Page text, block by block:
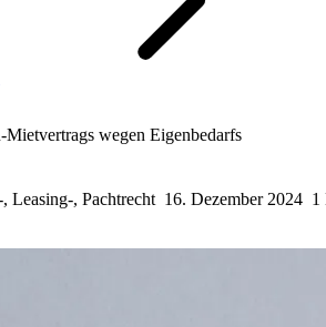
wegen Eigenbedarfs
Leasing-, Pachtrecht 16. Dezember 2024 1